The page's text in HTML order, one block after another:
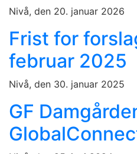
Nivå, den 20. januar 2026
Frist for
februar 2025
Nivå, den 30. januar 2025
GF